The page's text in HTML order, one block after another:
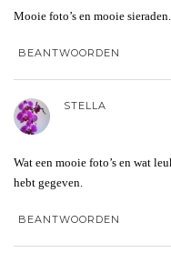
Mooie foto’s en mooie
BEANTWOORDEN
STELLA
Wat een mooie foto’s en wat
hebt gegeven.
BEANTWOORDEN